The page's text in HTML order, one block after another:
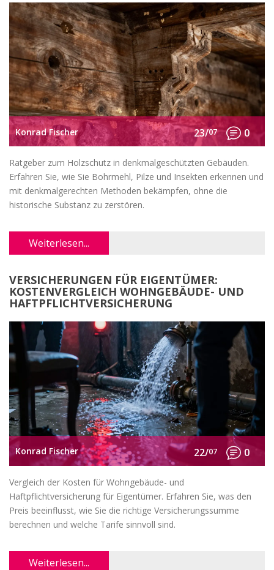
Konrad Fischer 23/07 0
Ratgeber zum Holzschutz in denkmalgeschützten Gebäuden.
Erfahren Sie, wie Sie Bohrmehl, Pilze und Insekten erkennen und
mit denkmalgerechten Methoden bekämpfen, ohne die
historische Substanz zu zerstören.
Weiterlesen...
VERSICHERUNGEN FÜR EIGENTÜMER:
KOSTENVERGLEICH WOHNGEBÄUDE- UND
HAFTPFLICHTVERSICHERUNG
Konrad Fischer 22/07 0
Vergleich der Kosten für Wohngebäude- und
Haftpflichtversicherung für Eigentümer. Erfahren Sie, was den
Preis beeinflusst, wie Sie die richtige Versicherungssumme
berechnen und welche Tarife sinnvoll sind.
Weiterlesen...